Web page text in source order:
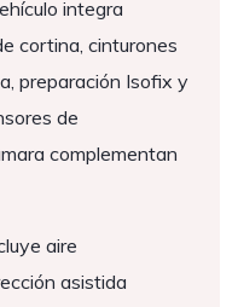
integra
cortina, cinturones
preparación Isofix y
de
complementan
aire
asistida